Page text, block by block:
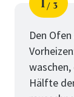
von
3
Den
Hälfte